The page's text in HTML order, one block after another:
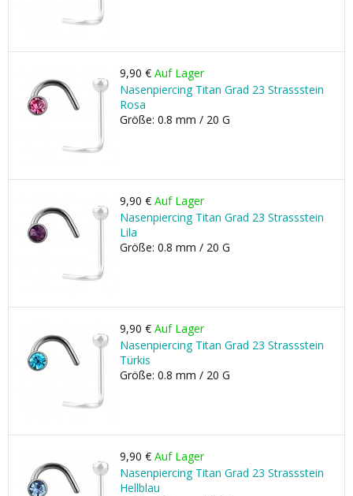
9,90 € Auf Lager
Nasenpiercing Titan Grad 23 Strassstein
Rosa
Größe: 0.8 mm / 20 G
9,90 € Auf Lager
Nasenpiercing Titan Grad 23 Strassstein
Lila
Größe: 0.8 mm / 20 G
9,90 € Auf Lager
Nasenpiercing Titan Grad 23 Strassstein
Türkis
Größe: 0.8 mm / 20 G
9,90 € Auf Lager
Nasenpiercing Titan Grad 23 Strassstein
Hellblau